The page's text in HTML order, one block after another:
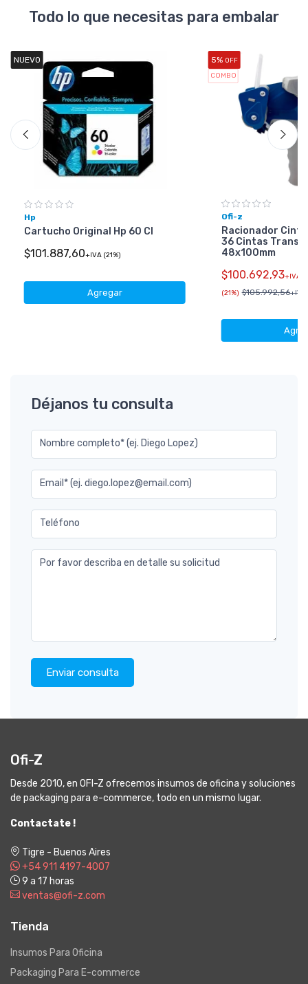
Todo lo que necesitas para embalar
NUEVO
Hp
Cartucho Original Hp 60 Cl
$101.887,60+IVA (21%)
Agregar
5% OFF
COMBO
Ofi-z
Racionador
36 Cintas
48x100mm
$100.692,93+IVA
(21%) $105.992,56+IVA
Déjanos tu consulta
Nombre completo* (ej. Diego Lopez)
Email* (ej. diego.lopez@email.com)
Teléfono
Por favor describa en detalle su solicitud
Enviar consulta
Ofi-Z
Desde 2010, en OFI-Z ofrecemos insumos de oficina y soluciones
de packaging para e-commerce, todo en un mismo lugar.
Contactate !
Tigre - Buenos Aires
+54 911 4197-4007
9 a 17 horas
ventas@ofi-z.com
Tienda
Insumos Para Oficina
Packaging Para E-commerce